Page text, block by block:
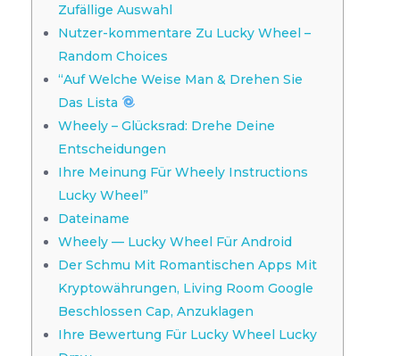
Zufällige Auswahl
Nutzer-kommentare Zu Lucky Wheel –
Random Choices
“Auf Welche Weise Man & Drehen Sie
Das Lista
Wheely – Glücksrad: Drehe Deine
Entscheidungen
Ihre Meinung Für Wheely Instructions
Lucky Wheel”
Dateiname
Wheely — Lucky Wheel Für Android
Der Schmu Mit Romantischen Apps Mit
Kryptowährungen, Living Room Google
Beschlossen Cap, Anzuklagen
Ihre Bewertung Für Lucky Wheel Lucky